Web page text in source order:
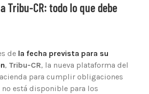
Tribu-CR: todo lo que debe
de la fecha prevista para su
, Tribu-CR, la nueva plataforma del
para cumplir obligaciones
está disponible para los